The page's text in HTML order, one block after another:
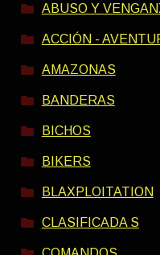
ABUSO Y
ACCIÓN -
AMAZONAS
BANDERAS
BICHOS
BIKERS
BLAXPLOITATION
CLASIFICADA S